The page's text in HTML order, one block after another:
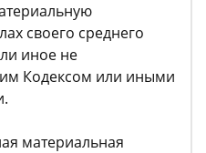
своего среднего
иное не
Кодексом или иными
материальная